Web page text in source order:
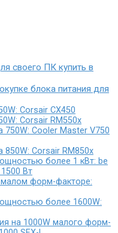
своего ПК купить в
блока питания для
Corsair CX450
Corsair RM550x
750W: Cooler Master V750
Corsair RM850x
более 1 кВт: be
Вт
форм-факторе:
более 1600W:
на 1000W малого форм-